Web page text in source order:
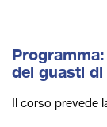
dei guasti
Il corso prevede